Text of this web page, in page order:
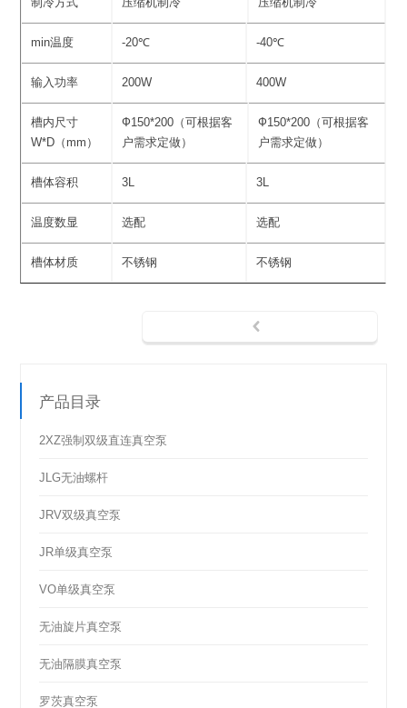
min温度 -20℃ -40℃
输入功率 200W 400W
槽内尺寸
W*D（mm）
Ф150*200（可根据客
户需求定做）
Ф150*200（可根据客
户需求定做）
槽体容积 3L 3L
温度数显 选配 选配
槽体材质 不锈钢 不锈钢
产品目录
2XZ强制双级直连真空泵
JLG无油螺杆
JRV双级真空泵
JR单级真空泵
VO单级真空泵
无油旋片真空泵
无油隔膜真空泵
罗茨真空泵